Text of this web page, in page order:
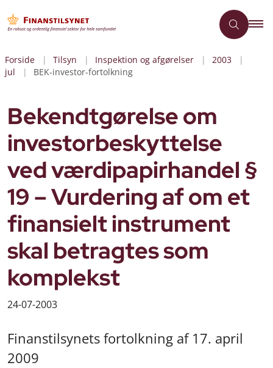
Forside Tilsyn Inspektion og afgørelser
2003
jul
BEK-investor-fortolkning
Bekendtgørelse om
investorbeskyttelse
ved værdipapirhandel §
19 – Vurdering af om et
finansielt instrument
skal betragtes som
komplekst
24-07-2003
Finanstilsynets fortolkning af 17. april
2009